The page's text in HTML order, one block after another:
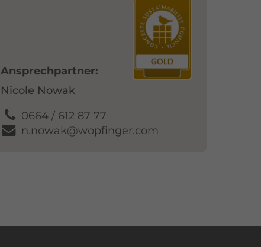
Ansprechpartner
Nicole Nowak
0664 / 612 87 77
n.nowak@wopfinger.com